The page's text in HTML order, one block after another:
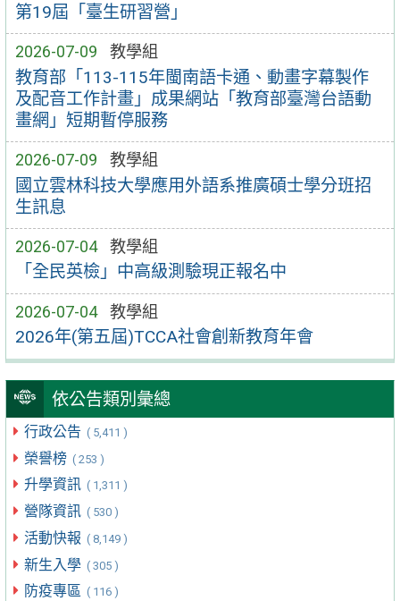
第19屆「臺生研習營」
2026-07-09 教學組
教育部「113-115年閩南語卡通、動畫字幕製作
及配音工作計畫」成果網站「教育部臺灣台語動
畫網」短期暫停服務
2026-07-09 教學組
國立雲林科技大學應用外語系推廣碩士學分班招
生訊息
2026-07-04 教學組
「全民英檢」中高級測驗現正報名中
2026-07-04 教學組
2026年(第五屆)TCCA社會創新教育年會
依公告類別彙總
行政公告 ( 5,411 )
榮譽榜 ( 253 )
升學資訊 ( 1,311 )
營隊資訊 ( 530 )
活動快報 ( 8,149 )
新生入學 ( 305 )
防疫專區 ( 116 )